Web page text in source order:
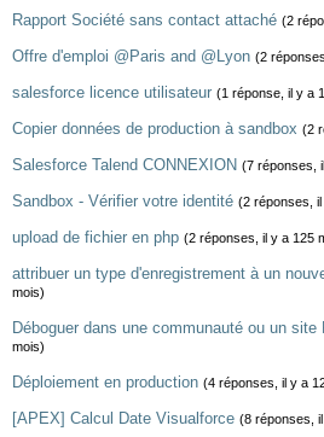
Rapport Société sans contact attaché (2
Offre d'emploi @Paris and @Lyon (2
salesforce licence utilisateur (1 réponse, il y a
Copier données de production à sandbox (2
Salesforce Talend CONNEXION (7 réponses,
Sandbox - Vérifier votre identité (2 réponses,
upload de fichier en php (2 réponses, il y a 125
attribuer un type d'enregistrement à un
mois)
Déboguer dans une communauté ou un site
mois)
Déploiement en production (4 réponses, il y a
[APEX] Calcul Date Visualforce (8 réponses,